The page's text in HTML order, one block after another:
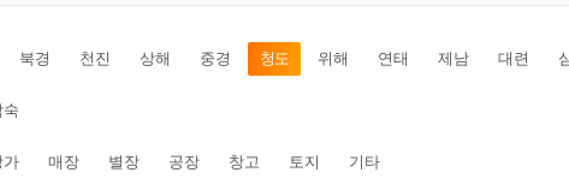
북경 천진 상해 중경 청도 위해 연태 제남 대련
숙
가 매장 별장 공장 창고 토지 기타